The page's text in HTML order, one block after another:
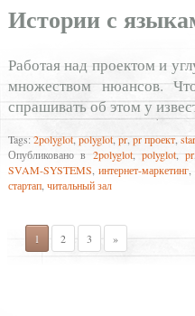
Истории с
Работая над проектом и
множеством нюансов.
спрашивать об этом у
Tags:2polyglot,polyglot,pr,pr проект,
Опубликовано в 2polyglot,polyglot,pr
SVAM-SYSTEMS, интернет-маркетинг,
стартап,читальный зал
1 2 3 »